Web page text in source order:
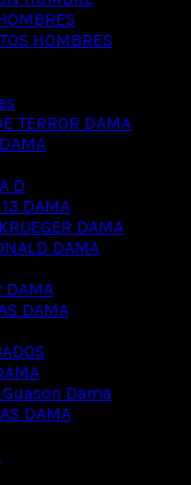
HOMBRES
TERROR DAMA
D
DAMA
DAMA
DAMA
DAMA
DAMA
Dama
DAMA